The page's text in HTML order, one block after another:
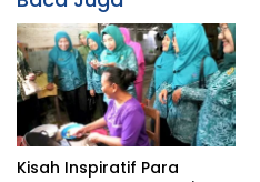
Kisah Inspiratif Para